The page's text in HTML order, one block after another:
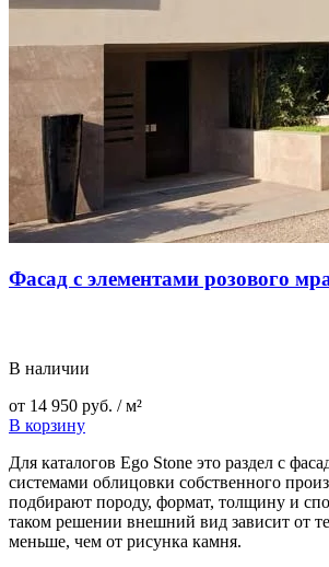
Фасад с элементами розового
В наличии
от 14 950 руб. / м²
В корзину
Для каталогов Ego Stone это раздел с
системами облицовки собственного
подбирают породу, формат, толщину и
таком решении внешний вид зависит от
меньше, чем от рисунка камня.